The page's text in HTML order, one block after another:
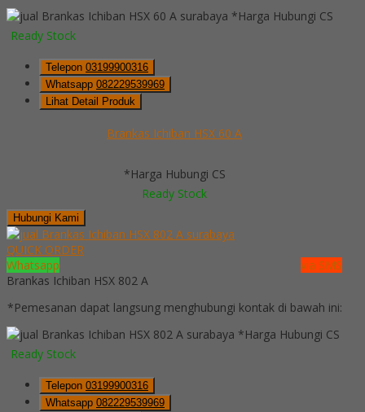
*Harga Hubungi CS
Ready Stock
Telepon 03199900316
Whatsapp 082229539969
Lihat Detail Produk
Brankas Ichiban HSX 60 A
*Harga Hubungi CS
Ready Stock
Hubungi Kami
QUICK ORDER
Whatsapp
via SMS
Brankas Ichiban HSX 802 A
*Pemesanan dapat langsung menghubungi kontak di bawah ini:
*Harga Hubungi CS
Ready Stock
Telepon 03199900316
Whatsapp 082229539969